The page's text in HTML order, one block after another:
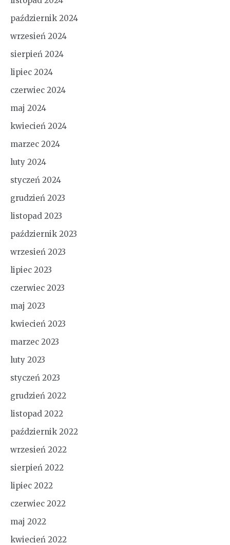
październik 2024
wrzesień 2024
sierpień 2024
lipiec 2024
czerwiec 2024
maj 2024
kwiecień 2024
marzec 2024
luty 2024
styczeń 2024
grudzień 2023
listopad 2023
październik 2023
wrzesień 2023
lipiec 2023
czerwiec 2023
maj 2023
kwiecień 2023
marzec 2023
luty 2023
styczeń 2023
grudzień 2022
listopad 2022
październik 2022
wrzesień 2022
sierpień 2022
lipiec 2022
czerwiec 2022
maj 2022
kwiecień 2022